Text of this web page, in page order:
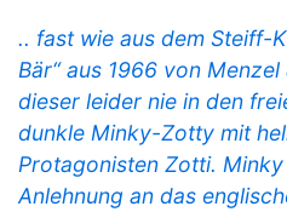
.. fast wie aus dem Steiff-
Bär“ aus 1966 von
dieser leider nie in den
dunkle Minky-Zotty mit
Protagonisten Zotti.
Anlehnung an das